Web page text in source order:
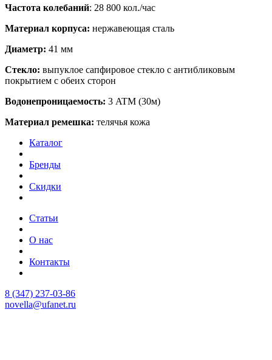
Частота колебаний: 28 800 кол./час
Материал корпуса: нержавеющая сталь
Диаметр: 41 мм
Стекло: выпуклое сапфировое стекло с антибликовым
покрытием с обеих сторон
Водонепроницаемость: 3 ATM (30м)
Материал ремешка: телячья кожа
Каталог
Бренды
Скидки
Статьи
О нас
Контакты
8 (347) 237-03-86
novella@ufanet.ru